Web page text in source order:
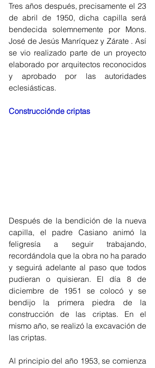
Tres años después, precisamente el 23
de abril de 1950, dicha capilla será
bendecida solemnemente por Mons.
José de Jesús Manríquez y Zárate . Así
se vio realizado parte de un proyecto
elaborado por arquitectos reconocidos
y aprobado por las autoridades
eclesiásticas.
Construcciónde criptas
Después de la bendición de la nueva
capilla, el padre Casiano animó la
feligresía a seguir trabajando,
recordándola que la obra no ha parado
y seguirá adelante al paso que todos
pudieran o quisieran. El día 8 de
diciembre de 1951 se colocó y se
bendijo la primera piedra de la
construcción de las criptas. En el
mismo año, se realizó la excavación de
las criptas.
Al principio del año 1953, se comienza